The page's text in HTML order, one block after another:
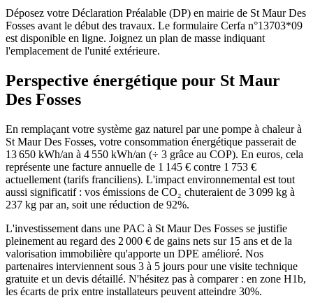
Déposez votre Déclaration Préalable (DP) en mairie de St Maur Des
Fosses avant le début des travaux. Le formulaire Cerfa n°13703*09
est disponible en ligne. Joignez un plan de masse indiquant
l'emplacement de l'unité extérieure.
Perspective énergétique pour St Maur
Des Fosses
En remplaçant votre système gaz naturel par une pompe à chaleur à
St Maur Des Fosses, votre consommation énergétique passerait de
13 650 kWh/an à 4 550 kWh/an (÷ 3 grâce au COP). En euros, cela
représente une facture annuelle de 1 145 € contre 1 753 €
actuellement (tarifs franciliens). L'impact environnemental est tout
aussi significatif : vos émissions de CO₂ chuteraient de 3 099 kg à
237 kg par an, soit une réduction de 92%.
L'investissement dans une PAC à St Maur Des Fosses se justifie
pleinement au regard des 2 000 € de gains nets sur 15 ans et de la
valorisation immobilière qu'apporte un DPE amélioré. Nos
partenaires interviennent sous 3 à 5 jours pour une visite technique
gratuite et un devis détaillé. N'hésitez pas à comparer : en zone H1b,
les écarts de prix entre installateurs peuvent atteindre 30%.